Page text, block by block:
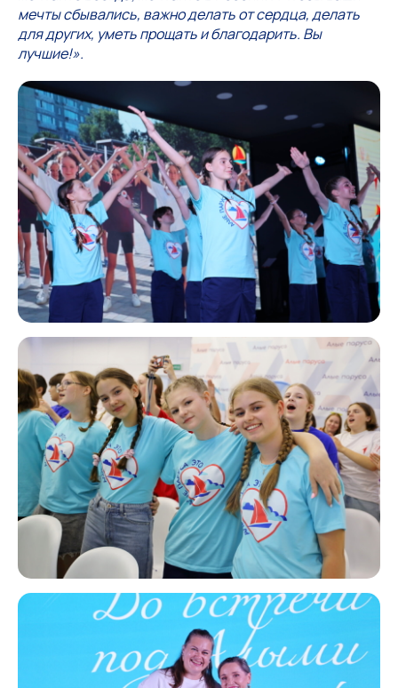
мечты сбывались, важно делать от сердца, делать
для других, уметь прощать и благодарить. Вы
лучшие!».